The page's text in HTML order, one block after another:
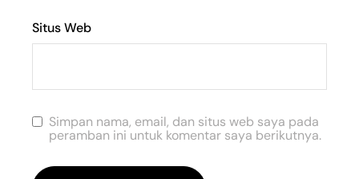
Situs Web
Simpan nama, email, dan situs web saya pada
peramban ini untuk komentar saya berikutnya.